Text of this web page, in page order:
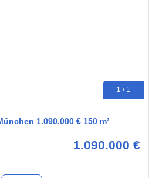
1 / 1
1.090.000 € 150 m²
1.090.000 €